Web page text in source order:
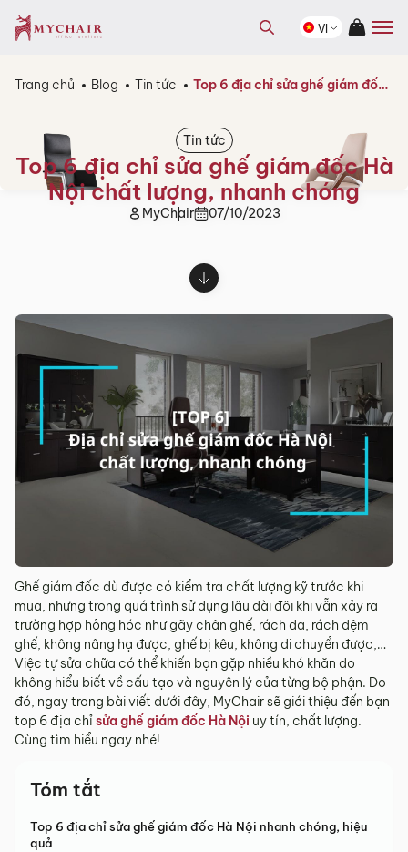
phẩm
Tìm
kiếmVI
Trang chủ Blog Tin tức Top 6 địa chỉ sửa ghế giám đốc Hà Nội chất lượng, nhanh chóng
Tin tức
Top 6 địa chỉ sửa ghế giám đốc Hà
Nội chất lượng, nhanh chóng
MyChair 07/10/2023
Ghế giám đốc dù được có kiểm tra chất lượng kỹ trước khi
mua, nhưng trong quá trình sử dụng lâu dài đôi khi vẫn xảy ra
trường hợp hỏng hóc như gãy chân ghế, rách da, rách đệm
ghế, không nâng hạ được, ghế bị kêu, không di chuyển được,…
Việc tự sửa chữa có thể khiến bạn gặp nhiều khó khăn do
không hiểu biết về cấu tạo và nguyên lý của từng bộ phận. Do
đó, ngay trong bài viết dưới đây, MyChair sẽ giới thiệu đến bạn
top 6 địa chỉsửa ghế giám đốc Hà Nội uy tín, chất lượng.
Cùng tìm hiểu ngay nhé!
Tóm tắt
Top 6 địa chỉ sửa ghế giám đốc Hà Nội nhanh chóng, hiệu
quả